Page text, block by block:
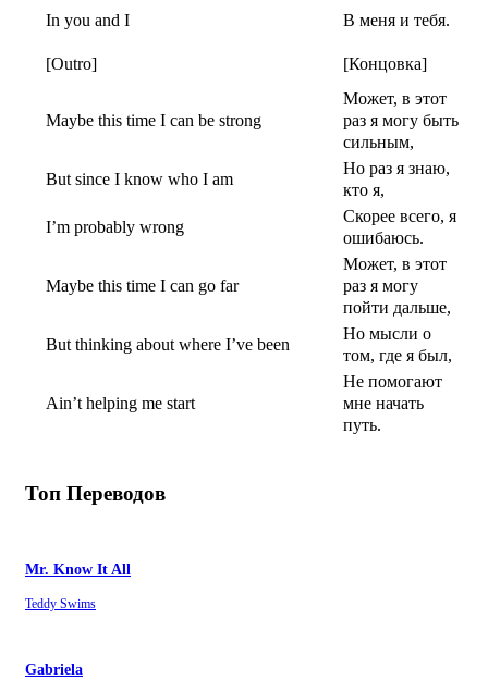
In you and I В меня и тебя.
[Outro] [Концовка]
Maybe this time I can be strong
Может, в этот
раз я могу быть
сильным,
But since I know who I am
Но раз я знаю,
кто я,
I’m probably wrong
Скорее всего, я
ошибаюсь.
Maybe this time I can go far
Может, в этот
раз я могу
пойти дальше,
But thinking about where I’ve been
Но мысли о
том, где я был,
Ain’t helping me start
Не помогают
мне начать
путь.
Топ Переводов
Mr. Know It All
Teddy Swims
Gabriela